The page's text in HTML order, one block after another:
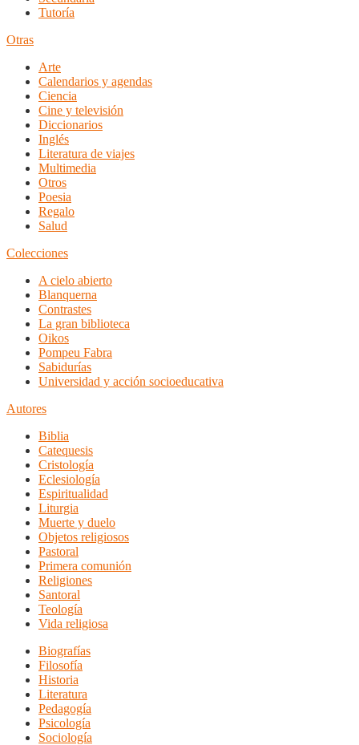
Tutoría
Otras
Arte
Calendarios y agendas
Ciencia
Cine y televisión
Diccionarios
Inglés
Literatura de viajes
Multimedia
Otros
Poesia
Regalo
Salud
Colecciones
A cielo abierto
Blanquerna
Contrastes
La gran biblioteca
Oikos
Pompeu Fabra
Sabidurías
Universidad y acción socioeducativa
Autores
Biblia
Catequesis
Cristología
Eclesiología
Espiritualidad
Liturgia
Muerte y duelo
Objetos religiosos
Pastoral
Primera comunión
Religiones
Santoral
Teología
Vida religiosa
Biografías
Filosofía
Historia
Literatura
Pedagogía
Psicología
Sociología